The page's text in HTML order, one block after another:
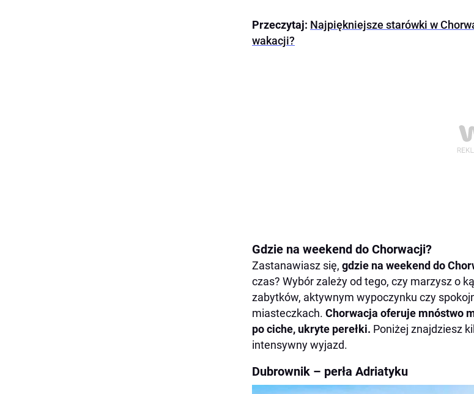
Przeczytaj: Najpiękniejsze starówki w
wakacji?
Gdzie na weekend do Chorwacji?
Zastanawiasz się, gdzie na weekend do
czas? Wybór zależy od tego, czy marzysz o
zabytków, aktywnym wypoczynku czy
miasteczkach. Chorwacja oferuje mnóstwo
po ciche, ukryte perełki. Poniżej znajdziesz
intensywny wyjazd.
Dubrownik – perła Adriatyku